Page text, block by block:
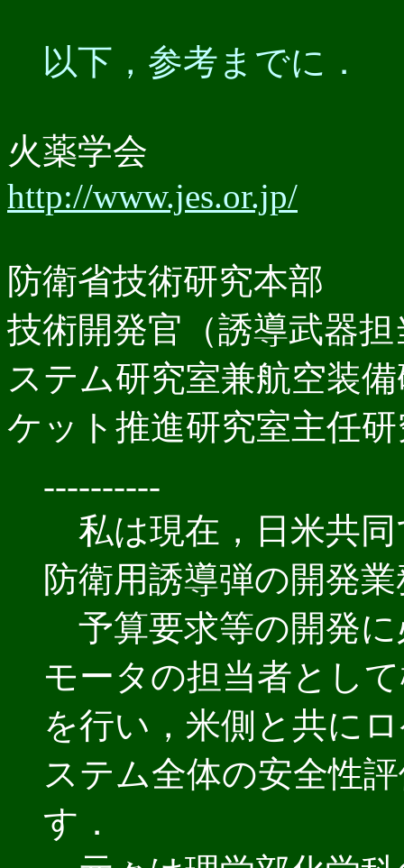
以下，参考までに．
火薬学会
http://www.jes.or.jp/
防衛省技術研究本部
技術開発官（誘導武器
ステム研究室兼航空装
ケット推進研究室主任
----------
私は現在，日米共
防衛用誘導弾の開発
予算要求等の開発に
モータの担当者とし
を行い，米側と共に
ステム全体の安全性
す．